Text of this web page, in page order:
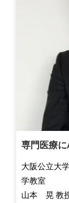
専門医療
大阪公立大
学教室
山本 晃 教